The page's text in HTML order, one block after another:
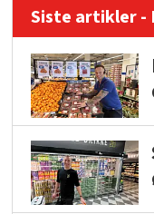
Siste artikler -